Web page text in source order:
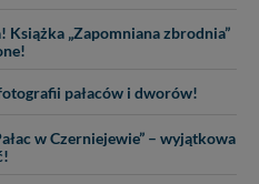
„Zapomniana zbrodnia”
pałaców i dworów!
w Czerniejewie” – wyjątkowa